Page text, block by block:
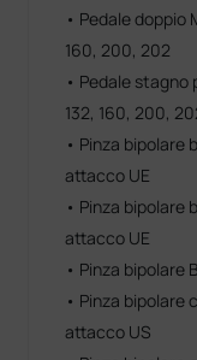
• Pedale doppio
160, 200, 202
• Pedale stagno
132, 160, 200,
• Pinza bipolare
attacco UE
• Pinza bipolare
attacco UE
• Pinza bipolare
• Pinza bipolare
attacco US